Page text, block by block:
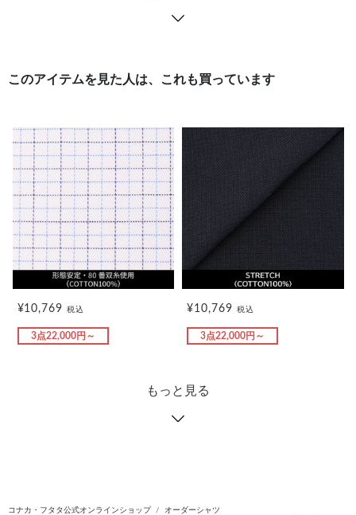
このアイテムを見た人は、これも買っています
¥10,769税込
3点22,000円～
¥10,769 税込
3点22,000円～
もっと見る
コナカ・フタタ公式オンラインショップ
オーダーシャツ